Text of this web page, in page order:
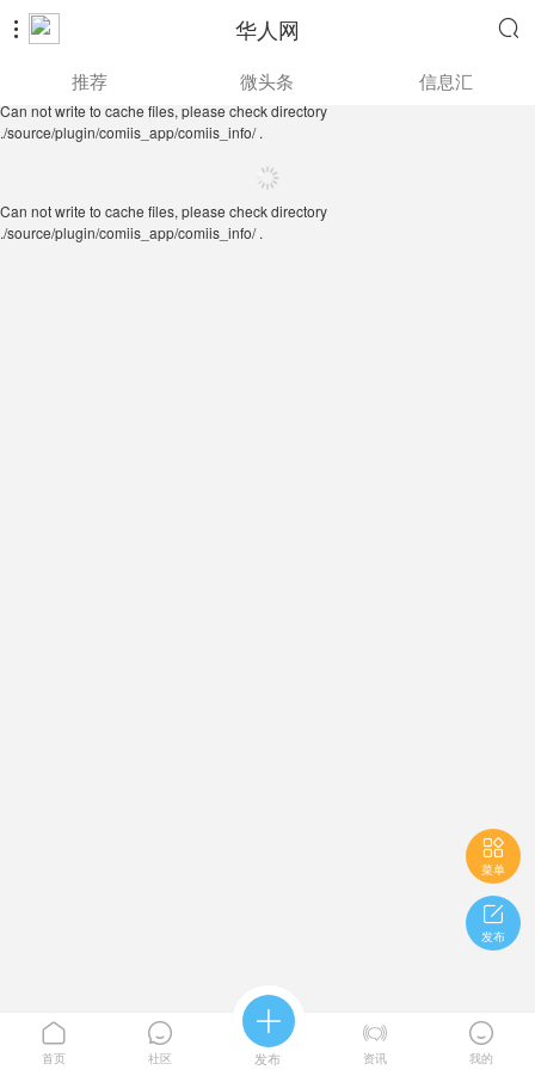
 华人网 
./source/plugin/comiis_app/comiis_info/ .
推荐 微头条 信息汇
Can not write to cache files, please check directory
./source/plugin/comiis_app/comiis_info/ .

菜单

发布

首页

社区

发布

资讯

我的
Can not write to cache files, please check directory
./source/plugin/comiis_app/comiis_info/ .